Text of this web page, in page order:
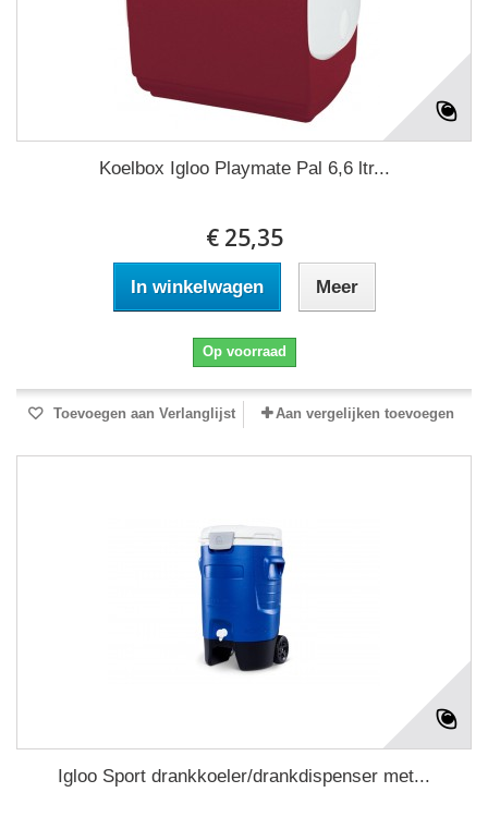
Koelbox Igloo Playmate Pal 6,6 ltr...
€ 25,35
In winkelwagen Meer
Op voorraad
Toevoegen aan Verlanglijst Aan vergelijken toevoegen
Igloo Sport drankkoeler/drankdispenser met...